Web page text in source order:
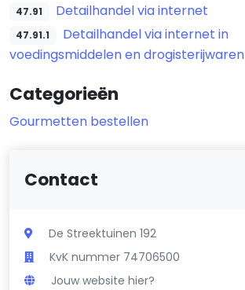
47.91 Detailhandel via internet
47.91.1
Detailhandel via internet in
voedingsmiddelen en drogisterijwaren
Categorieën
Gourmetten bestellen
Contact
De Streektuinen 192
KvK nummer 74706500
Jouw website hier?